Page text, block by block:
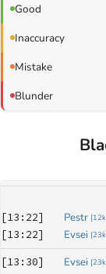
Good
Inaccuracy
Mistake
Blunder
[13:22] Pestr [12k
[13:22] Evsei [23k
[13:30] Evsei [23k